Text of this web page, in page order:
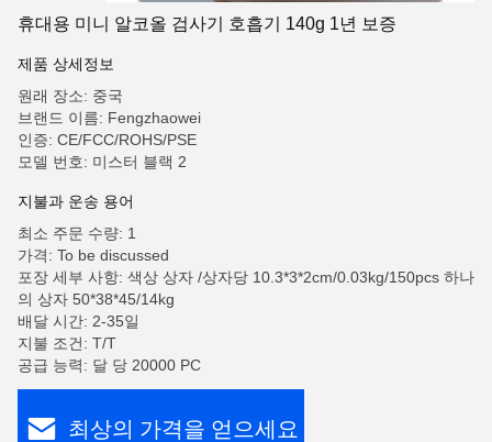
휴대용 미니 알코올 검사기 호흡기 140g 1년 보증
제품 상세정보
원래 장소: 중국
브랜드 이름: Fengzhaowei
인증: CE/FCC/ROHS/PSE
모델 번호: 미스터 블랙 2
지불과 운송 용어
최소 주문 수량: 1
가격: To be discussed
포장 세부 사항: 색상 상자 /상자당 10.3*3*2cm/0.03kg/150pcs 하나
의 상자 50*38*45/14kg
배달 시간: 2-35일
지불 조건: T/T
공급 능력: 달 당 20000 PC
최상의 가격을 얻으세요